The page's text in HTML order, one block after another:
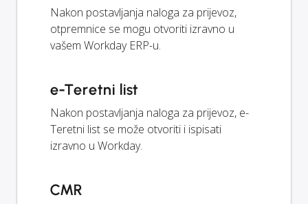
Nakon postavljanja naloga za prijevoz,
otpremnice se mogu otvoriti izravno u
vašem Workday ERP-u.
e-Teretni list
Nakon postavljanja naloga za prijevoz, e-
Teretni list se može otvoriti i ispisati
izravno u Workday.
CMR